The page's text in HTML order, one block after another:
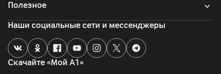
Полезное
Скачайте «Мой А1»
Наши социальные сети и мессенджеры